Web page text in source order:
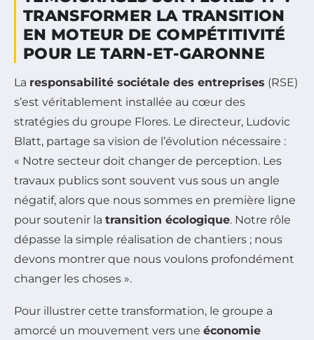
TRANSFORMER LA TRANSITION
EN MOTEUR DE COMPÉTITIVITÉ
POUR LE TARN-ET-GARONNE
La responsabilité sociétale des entreprises (RSE)
s’est véritablement installée au cœur des
stratégies du groupe Flores. Le directeur, Ludovic
Blatt, partage sa vision de l’évolution nécessaire :
« Notre secteur doit changer de perception. Les
travaux publics sont souvent vus sous un angle
négatif, alors que nous sommes en première ligne
pour soutenir la transition écologique. Notre rôle
dépasse la simple réalisation de chantiers ; nous
devons montrer que nous voulons profondément
changer les choses ».
Pour illustrer cette transformation, le groupe a
amorcé un mouvement vers une économie